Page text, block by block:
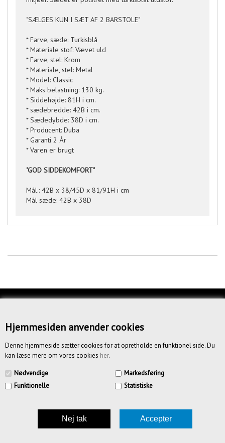
Hjemmesiden anvender cookies
Denne hjemmeside sætter cookies for at opretholde en funktionel side. Du
kan læse mere om vores cookies her.
Nødvendige
Markedsføring
Funktionelle
Statistiske
"SÆLGES KUN I SÆT AF 2 BARSTOLE"
* Farve, sæde: Turkisblå
* Materiale stof: Vævet uld
* Farve, stel: Krom
* Materiale, stel: Metal
* Model: Classic
* Maks belastning: 130 kg.
* Siddehøjde: 81H i cm.
* sædebredde: 42B i cm.
* Sædedybde: 38D i cm.
* Producent: Duba
* Garanti 2 År
* Varen er brugt
"GOD SIDDEKOMFORT"
Mål.: 42B x 38/45D x 81/91H i cm
Mål sæde: 42B x 38D
OM OS
BETINGELSER
CREATIV.DK APS | Vandmestervej 20 | 2630 Tåstrup | CVR